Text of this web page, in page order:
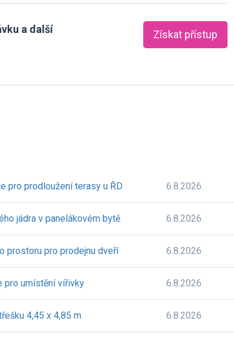
a další
Získat přístup
pro prodloužení terasy u ŘD 6.8.2026
jádra v panelákovém bytě 6.8.2026
prostoru pro prodejnu dveří 6.8.2026
pro umístění vířivky 6.8.2026
4,45 x 4,85 m 6.8.2026